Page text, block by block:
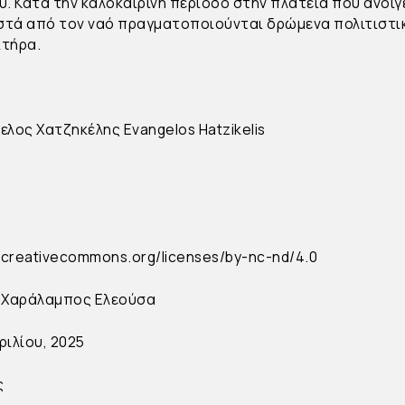
από τον ναό πραγματοποιούνται δρώμενα
Χατζηκέλης Evangelos Hatzikelis
licenses/by-nc-nd/4.0
Χαράλαμπος Ελεούσα
2025